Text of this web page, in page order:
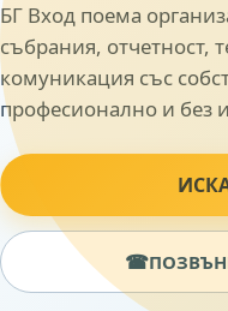
БГ Вход поема
събрания, отчетност,
комуникация със
професионално и без
☎